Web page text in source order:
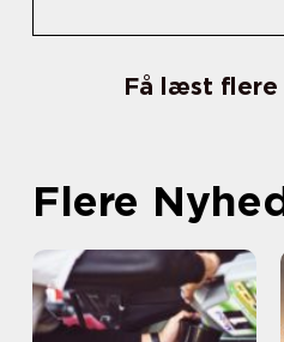
Få læst
Flere